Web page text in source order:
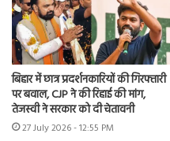
बिहार में छात्र प्रदर्शनकारियों की गिरफ्तारी
पर बवाल, CJP ने की रिहाई की मांग,
तेजस्वी ने सरकार को दी चेतावनी
27 July 2026 - 12:55 PM